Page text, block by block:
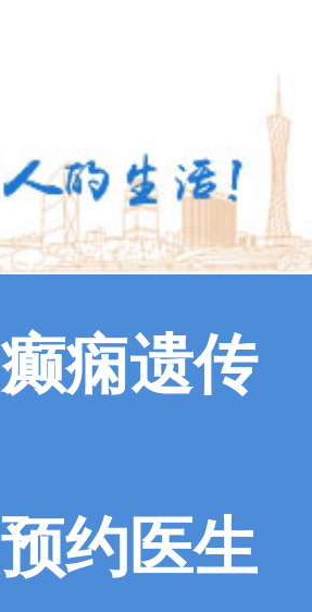
癫痫遗传
预约医生